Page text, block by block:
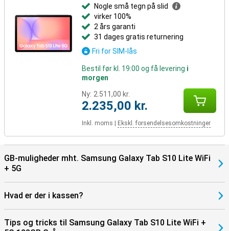
Nogle små tegn på slid
virker 100%
2 års garanti
31 dages gratis returnering
Fri for SIM-lås
Bestil før kl. 19:00 og få levering i
morgen
Ny: 2.511,00 kr.
2.235,00 kr.
Inkl. moms Ekskl. forsendelsesomkostninger
GB-muligheder mht. Samsung Galaxy Tab S10 Lite WiFi
+ 5G
Hvad er der i kassen?
Tips og tricks til Samsung Galaxy Tab S10 Lite WiFi +